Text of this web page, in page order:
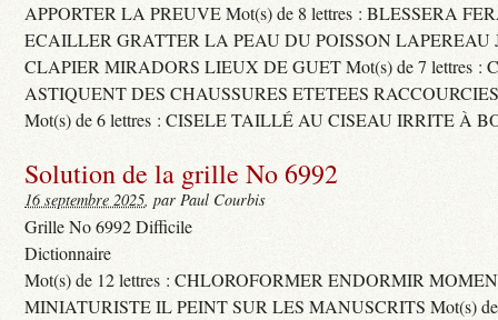
APPORTER LA PREUVE Mot(s) de 8 lettres : BLESSERA
ECAILLER GRATTER LA PEAU DU POISSON LAPEREAU
CLAPIER MIRADORS LIEUX DE GUET Mot(s) de 7 lettres :
ASTIQUENT DES CHAUSSURES ETETEES
Mot(s) de 6 lettres : CISELE TAILLÉ AU CISEAU IRRITE À
Solution de la grille No 6992
16 septembre 2025, par Paul Courbis
Grille No 6992 Difficile
Dictionnaire
Mot(s) de 12 lettres : CHLOROFORMER ENDORMIR
MINIATURISTE IL PEINT SUR LES MANUSCRITS Mot(s) de